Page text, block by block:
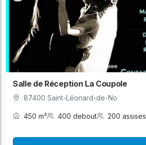
Salle de Réception La Coupole
87400 Saint-Léonard-de-No
450 m² 400 debout 200 assises